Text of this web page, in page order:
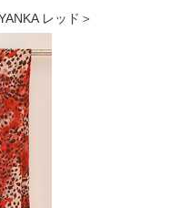
レッド＞